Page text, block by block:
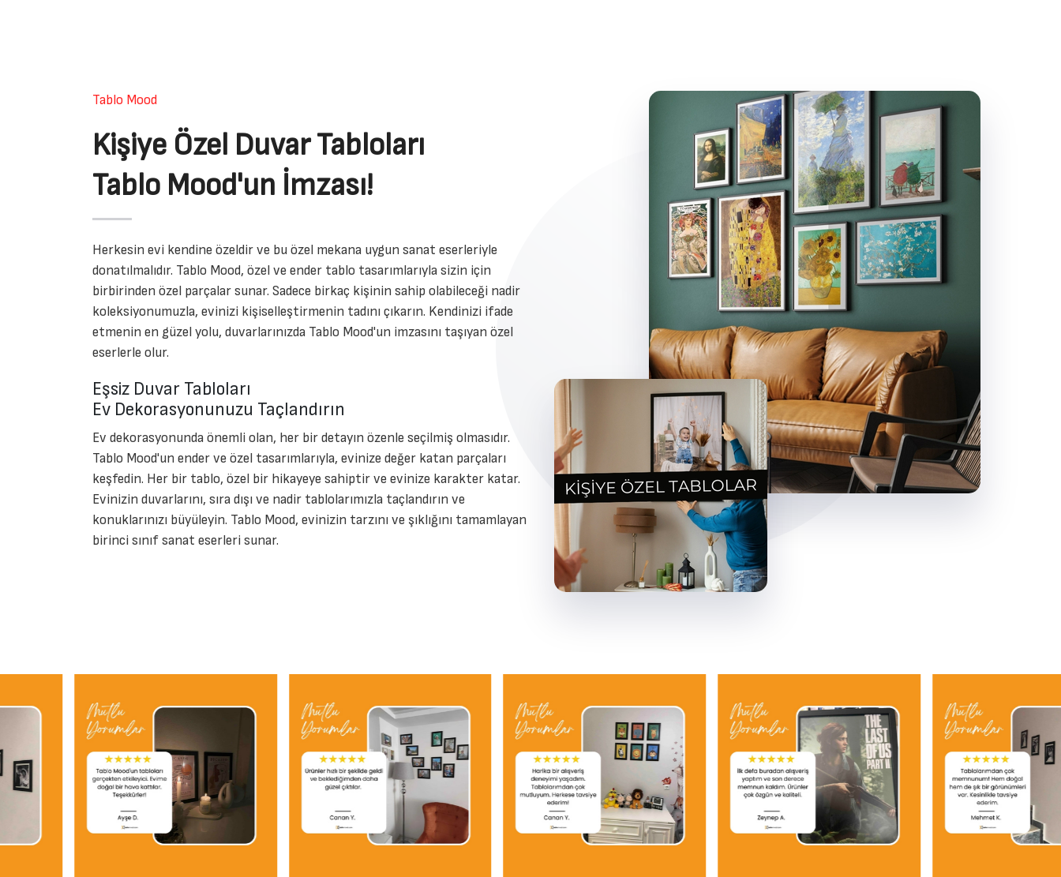
Tablo Mood
Kişiye Özel Duvar Tabloları
Tablo Mood'un İmzası!
Herkesin evi kendine özeldir ve bu özel mekana uygun sanat eserleriyle
donatılmalıdır. Tablo Mood, özel ve ender tablo tasarımlarıyla sizin için
birbirinden özel parçalar sunar. Sadece birkaç kişinin sahip olabileceği nadir
koleksiyonumuzla, evinizi kişiselleştirmenin tadını çıkarın. Kendinizi ifade
etmenin en güzel yolu, duvarlarınızda Tablo Mood'un imzasını taşıyan özel
eserlerle olur.
Eşsiz Duvar Tabloları
Ev Dekorasyonunuzu Taçlandırın
Ev dekorasyonunda önemli olan, her bir detayın özenle seçilmiş olmasıdır.
Tablo Mood'un ender ve özel tasarımlarıyla, evinize değer katan parçaları
keşfedin. Her bir tablo, özel bir hikayeye sahiptir ve evinize karakter katar.
Evinizin duvarlarını, sıra dışı ve nadir tablolarımızla taçlandırın ve
konuklarınızı büyüleyin. Tablo Mood, evinizin tarzını ve şıklığını tamamlayan
birinci sınıf sanat eserleri sunar.